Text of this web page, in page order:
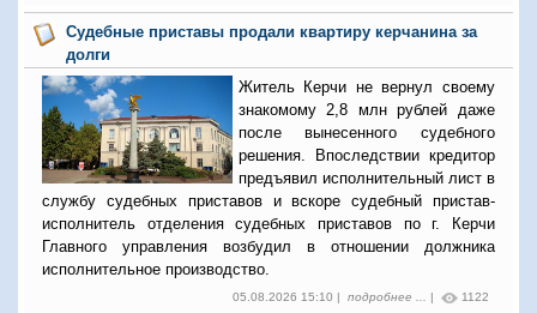
Судебные приставы продали квартиру керчанина за
долги
Житель Керчи не вернул своему
знакомому 2,8 млн рублей даже
после вынесенного судебного
решения. Впоследствии кредитор
предъявил исполнительный лист в
службу судебных приставов и вскоре судебный пристав-
исполнитель отделения судебных приставов по г. Керчи
Главного управления возбудил в отношении должника
исполнительное производство.
05.08.2026 15:10 | подробнее ... | 1122